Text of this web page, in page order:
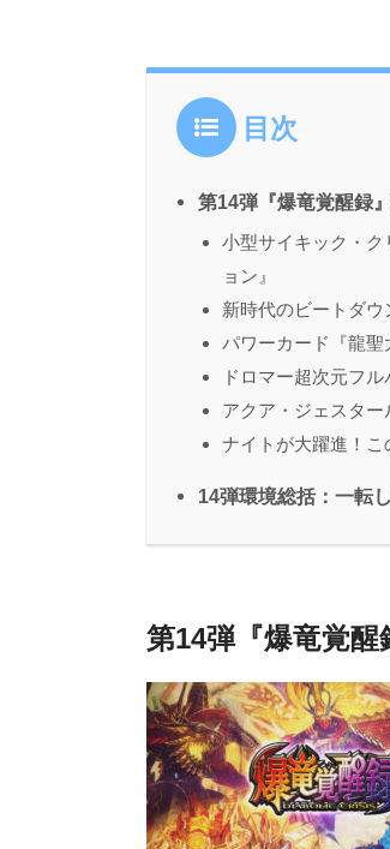
目次
第14弾『爆竜覚醒録
小型サイキック・
ョン』
新時代のビートダウ
パワーカード『龍
ドロマー超次元フル
アクア・ジェスタ
ナイトが大躍進！
14弾環境総括：一転
第14弾『爆竜覚醒